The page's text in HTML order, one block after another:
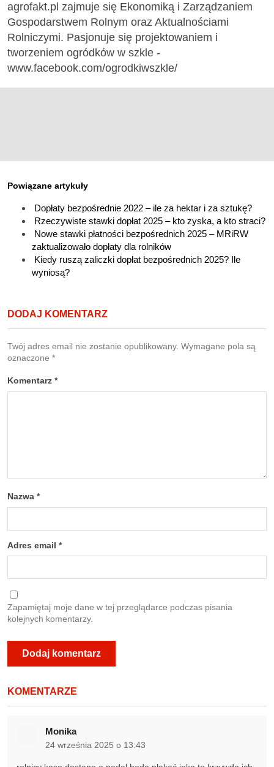
agrofakt.pl zajmuje się Ekonomiką i Zarządzaniem
Gospodarstwem Rolnym oraz Aktualnościami
Rolniczymi. Pasjonuje się projektowaniem i
tworzeniem ogródków w szkle -
www.facebook.com/ogrodkiwszkle/
Powiązane artykuły
Dopłaty bezpośrednie 2022 – ile za hektar i za sztukę?
Rzeczywiste stawki dopłat 2025 – kto zyska, a kto straci?
Nowe stawki płatności bezpośrednich 2025 – MRiRW
zaktualizowało dopłaty dla rolników
Kiedy ruszą zaliczki dopłat bezpośrednich 2025? Ile
wyniosą?
DODAJ KOMENTARZ
Twój adres email nie zostanie opublikowany. Wymagane pola są
oznaczone *
Komentarz *
Nazwa *
Adres email *
Zapamiętaj moje dane w tej przeglądarce podczas pisania
kolejnych komentarzy.
KOMENTARZE
Monika
24 września 2025 o 13:43